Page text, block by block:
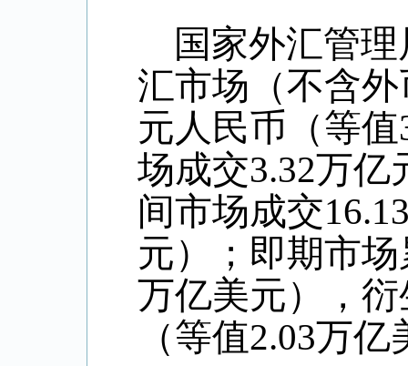
国家外汇管
汇市场（不含
元人民币（等
场成交3.32万亿
间市场成交
元）；即期市
万亿美元），
（等值2.03万